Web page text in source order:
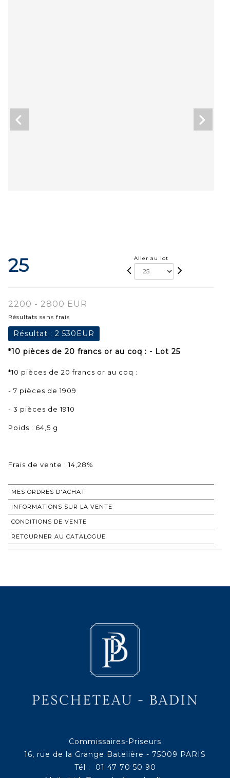
25 Aller au lot
2200 - 2800 EUR
Résultats sans frais
Résultat : 2 530EUR
*10 pièces de 20 francs or au coq : - Lot 25
*10 pièces de 20 francs or au coq :
- 7 pièces de 1909
- 3 pièces de 1910
Poids : 64,5 g
Frais de vente : 14,28%
MES ORDRES D'ACHAT
INFORMATIONS SUR LA VENTE
CONDITIONS DE VENTE
RETOURNER AU CATALOGUE
Commissaires-Priseurs
16, rue de la Grange Batelière - 75009 PARIS
Tél : 01 47 70 50 90